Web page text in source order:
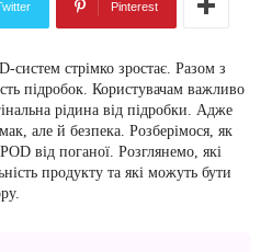
Pinterest
систем стрімко зростає. Разом з
підробок. Користувачам важливо
рідина від підробки. Адже
але й безпека. Розберімося, як
від поганої. Розглянемо, які
продукту та які можуть бути